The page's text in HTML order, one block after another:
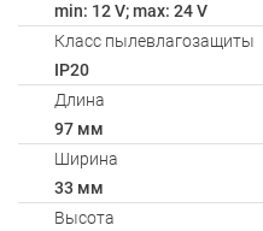
min: 12 V; max: 24 V
Класс пылевлагозащиты
IP20
Длина
97 мм
Ширина
33 мм
Высота